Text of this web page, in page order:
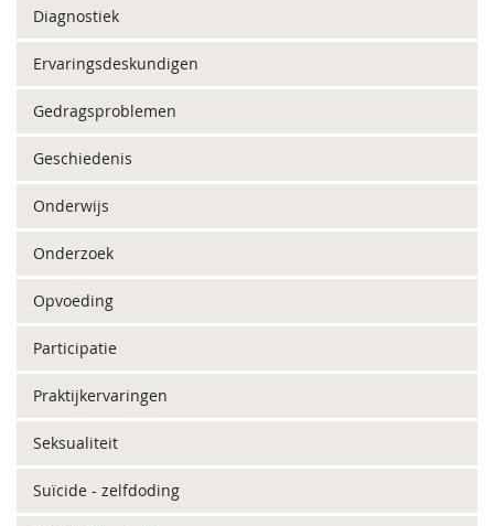
Diagnostiek
Ervaringsdeskundigen
Gedragsproblemen
Geschiedenis
Onderwijs
Onderzoek
Opvoeding
Participatie
Praktijkervaringen
Seksualiteit
Suïcide - zelfdoding